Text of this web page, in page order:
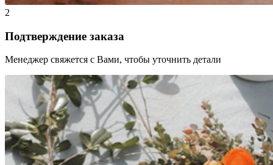
2
Подтверждение заказа
Менеджер свяжется с Вами, чтобы уточнить детали